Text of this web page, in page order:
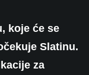
koje će se
Slatinu.
za